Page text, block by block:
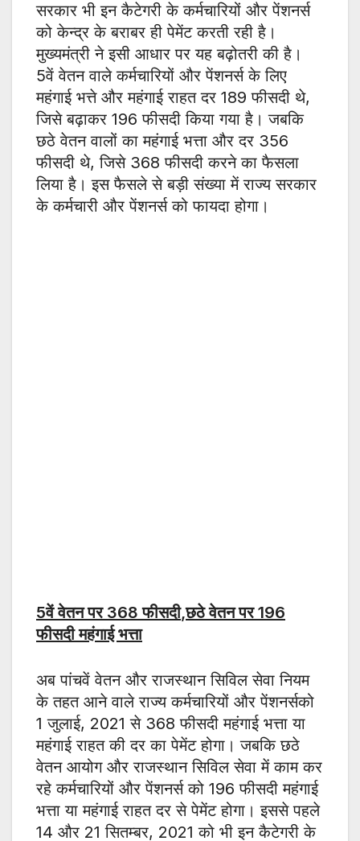
सरकार भी इन कैटेगरी के कर्मचारियों और पेंशनर्स
को केन्द्र के बराबर ही पेमेंट करती रही है।
मुख्यमंत्री ने इसी आधार पर यह बढ़ोतरी की है।
5वें वेतन वाले कर्मचारियों और पेंशनर्स के लिए
महंगाई भत्ते और महंगाई राहत दर 189 फीसदी थे,
जिसे बढ़ाकर 196 फीसदी किया गया है। जबकि
छठे वेतन वालों का महंगाई भत्ता और दर 356
फीसदी थे, जिसे 368 फीसदी करने का फैसला
लिया है। इस फैसले से बड़ी संख्या में राज्य सरकार
के कर्मचारी और पेंशनर्स को फायदा होगा।
5वें वेतन पर 368फीसदी,छठे वेतन पर196
फीसदी महंगाई भत्ता
अब पांचवें वेतन और राजस्थान सिविल सेवा नियम
के तहत आने वाले राज्य कर्मचारियों और पेंशनर्सको
1 जुलाई, 2021 से 368 फीसदी महंगाई भत्ता या
महंगाई राहत की दर का पेमेंट होगा। जबकि छठे
वेतन आयोग और राजस्थान सिविल सेवा में काम कर
रहे कर्मचारियों और पेंशनर्स को 196 फीसदी महंगाई
भत्ता या महंगाई राहत दर से पेमेंट होगा। इससे पहले
14 और 21 सितम्बर, 2021 को भी इन कैटेगरी के